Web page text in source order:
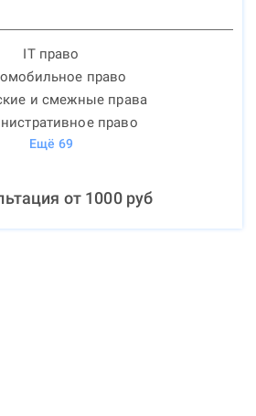
IT право
право
и смежные права
право
Ещё 69
от 1000руб